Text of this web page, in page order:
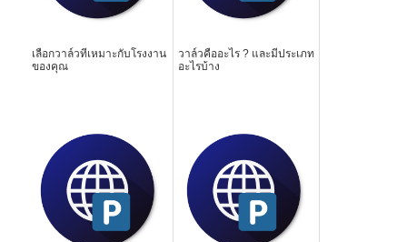
เลือกวาล์วที่เหมาะกับโรงงาน
ของคุณ
วาล์วคืออะไร ? และมีประเภท
อะไรบ้าง